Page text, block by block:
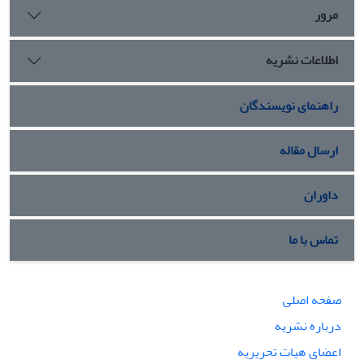
مرور
اطلاعات نشریه
راهنمای نویسندگان
ارسال مقاله
داوران
تماس با ما
صفحه اصلی
درباره نشریه
اعضای هیات تحریریه